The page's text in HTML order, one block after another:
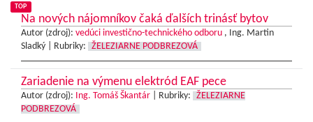
TOP
Na nových nájomníkov čaká ďalších trinásť bytov
Autor (zdroj): vedúci investično-technického odboru , Ing. Martin
Sladký |
Rubriky: ŽELEZIARNE PODBREZOVÁ
Zariadenie na výmenu elektród EAF pece
Autor (zdroj): Ing. Tomáš Škantár Rubriky:
ŽELEZIARNE
PODBREZOVÁ